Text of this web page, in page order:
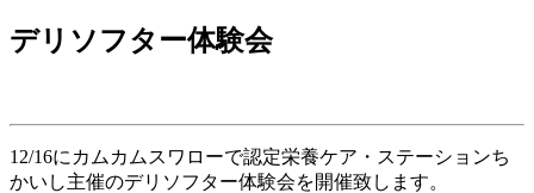
デリソフター体験会
12/16にカムカムスワローで認定栄養ケア・ステーションち
かいし主催のデリソフター体験会を開催致します。